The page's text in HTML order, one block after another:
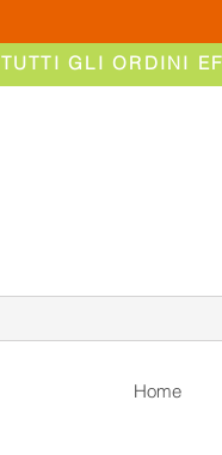
TUTTI GLI ORDINI
Home